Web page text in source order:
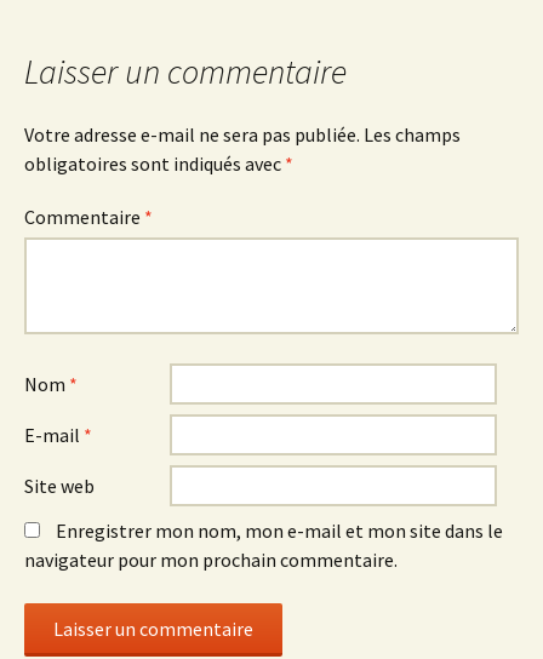
Laisser un commentaire
Votre adresse e-mail ne sera pas publiée. Les champs
obligatoires sont indiqués avec *
Commentaire *
Nom *
E-mail *
Site web
Enregistrer mon nom, mon e-mail et mon site dans le
navigateur pour mon prochain commentaire.